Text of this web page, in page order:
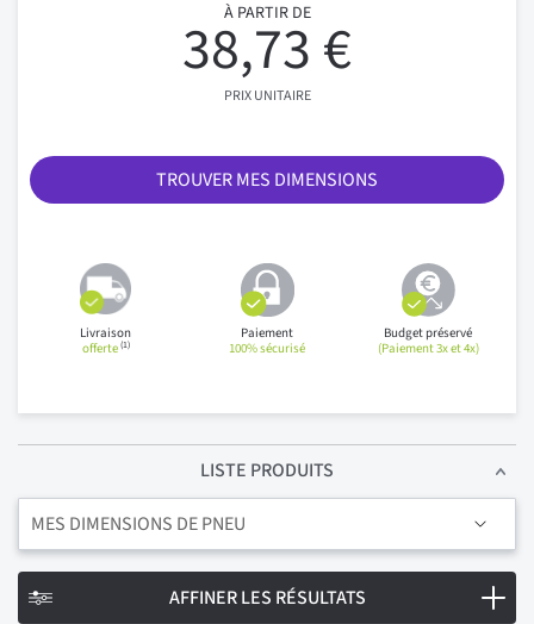
À PARTIR DE
38,73 €
PRIX UNITAIRE
TROUVER MES DIMENSIONS
Livraison
offerte(1)
Paiement
100% sécurisé
Budget préservé
(Paiement 3x et 4x)
LISTE PRODUITS
MES DIMENSIONS DE PNEU
AFFINER LES RÉSULTATS